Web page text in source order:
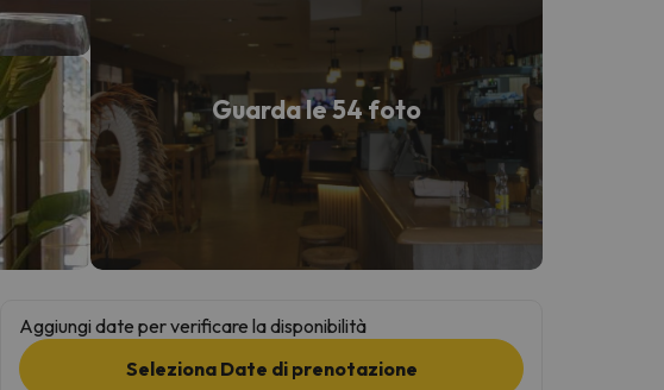
Guarda le 54 foto
Aggiungi date per verificare la disponibilità
Seleziona Date di prenotazione